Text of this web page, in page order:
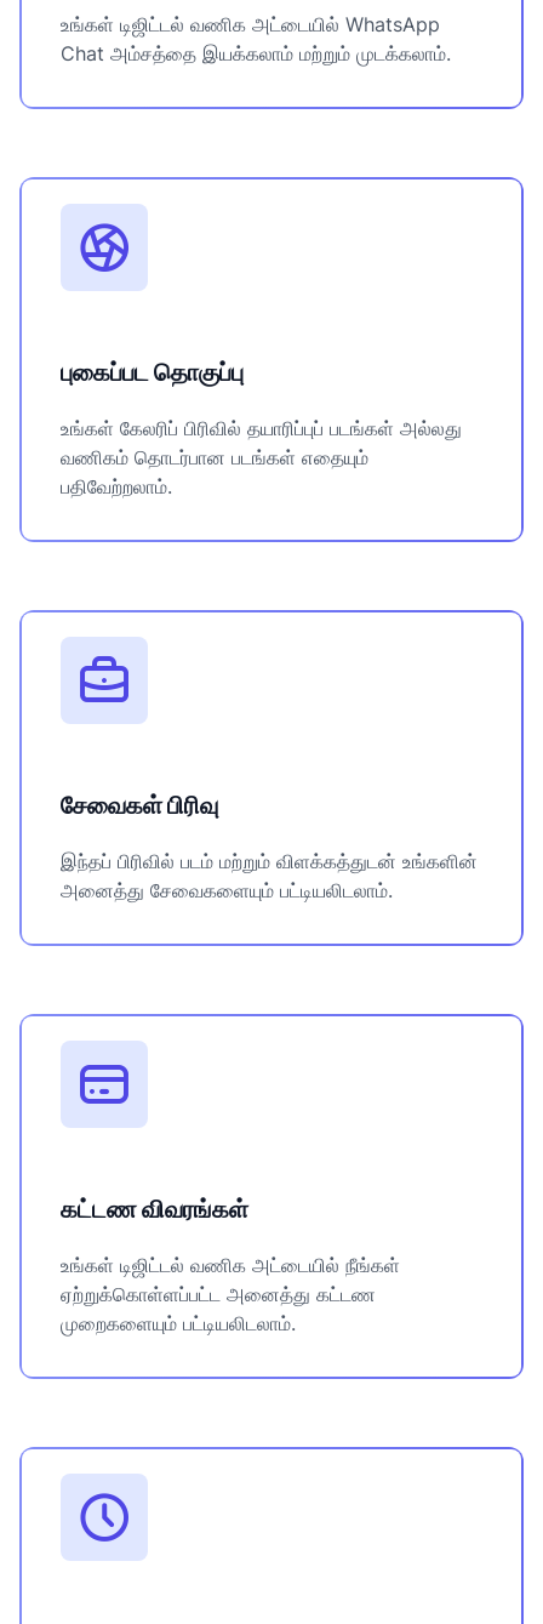
உங்கள் டிஜிட்டல் வணிக அட்டையில் WhatsApp
Chat அம்சத்தை இயக்கலாம் மற்றும் முடக்கலாம்.
புகைப்பட தொகுப்பு
உங்கள் கேலரிப் பிரிவில் தயாரிப்புப் படங்கள் அல்லது
வணிகம் தொடர்பான படங்கள் எதையும்
பதிவேற்றலாம்.
சேவைகள் பிரிவு
இந்தப் பிரிவில் படம் மற்றும் விளக்கத்துடன் உங்களின்
அனைத்து சேவைகளையும் பட்டியலிடலாம்.
கட்டண விவரங்கள்
உங்கள் டிஜிட்டல் வணிக அட்டையில் நீங்கள்
ஏற்றுக்கொள்ளப்பட்ட அனைத்து கட்டண
முறைகளையும் பட்டியலிடலாம்.